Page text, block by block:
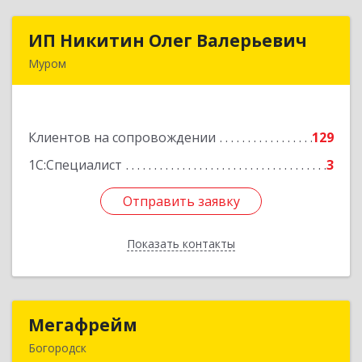
ИП Никитин Олег Валерьевич
Муром
Клиентов на сопровождении
129
1С:Специалист
3
Отправить заявку
Показать контакты
ИП Никитин Олег Валерьевич
Подробнее
Отправить заявку
Назад
Мегафрейм
Богородск